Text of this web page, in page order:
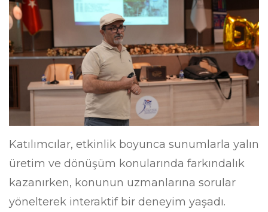
Katılımcılar, etkinlik boyunca sunumlarla yalın
üretim ve dönüşüm konularında farkındalık
kazanırken, konunun uzmanlarına sorular
yönelterek interaktif bir deneyim yaşadı.